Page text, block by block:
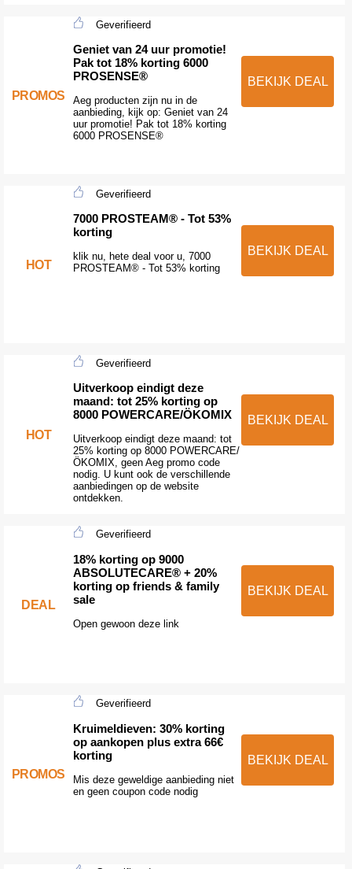
PROMOS
Geverifieerd
Geniet van 24 uur promotie!
Pak tot 18% korting 6000
PROSENSE®
Aeg producten zijn nu in de
aanbieding, kijk op: Geniet van 24
uur promotie! Pak tot 18% korting
6000 PROSENSE®
BEKIJK DEAL
HOT
Geverifieerd
7000 PROSTEAM® - Tot 53%
korting
klik nu, hete deal voor u, 7000
PROSTEAM® - Tot 53% korting
BEKIJK DEAL
HOT
Geverifieerd
Uitverkoop eindigt deze
maand: tot 25% korting op
8000 POWERCARE/ÖKOMIX
Uitverkoop eindigt deze maand: tot
25% korting op 8000 POWERCARE/
ÖKOMIX, geen Aeg promo code
nodig. U kunt ook de verschillende
aanbiedingen op de website
ontdekken.
BEKIJK DEAL
DEAL
Geverifieerd
18% korting op 9000
ABSOLUTECARE® + 20%
korting op friends & family
sale
Open gewoon deze link
BEKIJK DEAL
PROMOS
Geverifieerd
Kruimeldieven: 30% korting
op aankopen plus extra 66€
korting
Mis deze geweldige aanbieding niet
en geen coupon code nodig
BEKIJK DEAL